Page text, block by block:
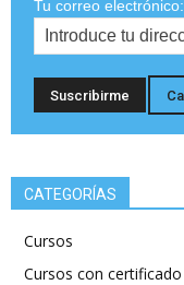
Tu correo electrónico:
CATEGORÍAS
Cursos
Cursos con certificado